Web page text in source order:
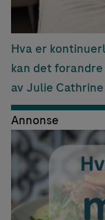
Hva er
kan det
av Julie
Annonse